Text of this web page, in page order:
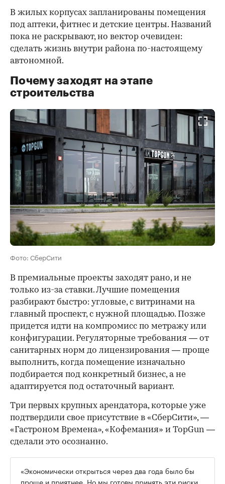
В жилых корпусах запланированы помещения
под аптеки, фитнес и детские центры. Названий
пока не раскрывают, но вектор очевиден:
сделать жизнь внутри района по-настоящему
автономной.
Почему заходят на этапе
строительства
Фото: СберСити
В премиальные проекты заходят рано, и не
только из-за ставки. Лучшие помещения
разбирают быстро: угловые, с витринами на
главный проспект, с нужной площадью. Позже
придется идти на компромисс по метражу или
конфигурации. Регуляторные требования — от
санитарных норм до лицензирования — проще
выполнить, когда помещение изначально
подбирается под конкретный бизнес, а не
адаптируется под остаточный вариант.
Три первых крупных арендатора, которые уже
подтвердили свое присутствие в «СберСити», —
«Гастроном Времена», «Кофемания» и TopGun —
сделали это осознанно.
«Экономически открыться через два года было бы
проще и приятнее. Но мы готовы принять эти риски